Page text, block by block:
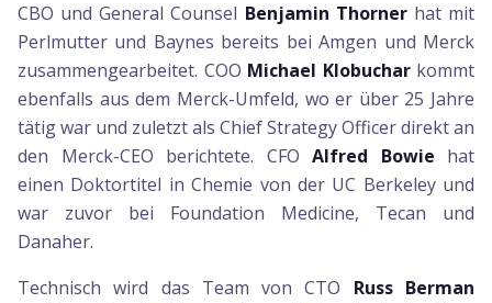
CBO und General Counsel Benjamin Thornerhat mit
Perlmutter und Baynes bereits bei Amgen und Merck
zusammengearbeitet. COO Michael Klobucharkommt
ebenfalls aus dem Merck-Umfeld, wo er über 25 Jahre
tätig war und zuletzt als Chief Strategy Officer direkt an
den Merck-CEO berichtete. CFO Alfred Bowie hat
einen Doktortitel in Chemie von der UC Berkeley und
war zuvor bei Foundation Medicine, Tecan und
Danaher.
Technisch wird das Team von CTO Russ Berman